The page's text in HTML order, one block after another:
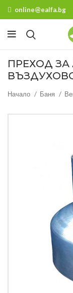
online@ealfa.bg
ПРЕХОД
Начало Баня